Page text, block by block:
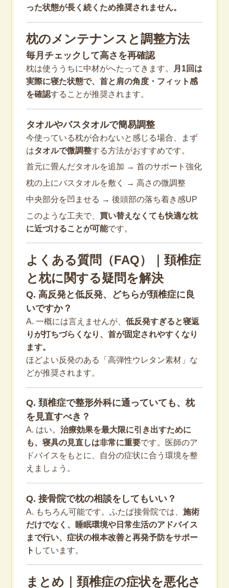
った状態が長く続くため推奨されません。
枕のメンテナンスと調整方法
毎月チェックして高さを再確認
枕は使ううちに中材がへたってきます。
月1回は
実際に寝た状態で、首と肩の角度・フィット感
を確認することが推奨されます。
タオルやバスタオルで簡易調整
今使っている枕が合わないと感じる場合、まず
はタオルで微調整する方法がおすすめです。
首元に畳んだタオルを追加 → 首のサポート強化
枕の上にバスタオルを敷く → 高さの微調整
中央部分を凹ませる → 後頭部の落ち着き感UP
このような工夫で、 買い替えなくても快適な枕
に近づけることが可能です。
よくある質問（FAQ）｜頚椎症
と枕に関する疑問を解決
Q. 高反発と低反発、どちらが頚椎症に良
いですか？
A. 一概には言えませんが、 低反発すぎると寝返
りが打ちづらくなり、首が固定されやすくなり
ます。
ほどよい反発のある「高弾性ウレタン素材」な
どが推奨されます。
Q. 頚椎症で整形外科に通っていても、枕
を見直すべき？
A. はい。 治療効果を最大限に引き出すために
も、寝具の見直しは非常に重要です。医師のア
ドバイスをもとに、自分の症状に合う環境を整
えましょう。
Q. 接骨院で枕の相談をしてもいい？
A. もちろん可能です。ふたば接骨院では、 施術
だけでなく、睡眠環境や日常生活のアドバイス
まで行い、症状の根本改善と再発予防をサポー
ト しています。
まとめ｜頚椎症の症状を悪化さ